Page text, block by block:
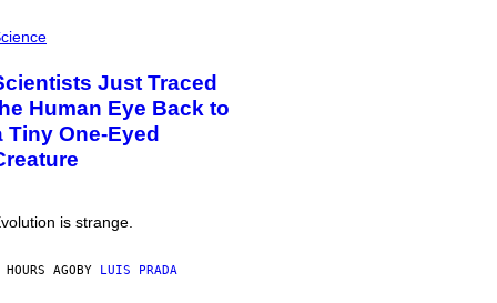
Just Traced
Human Eye Back to
Tiny One-Eyed
is strange.
AGOBY LUIS PRADA